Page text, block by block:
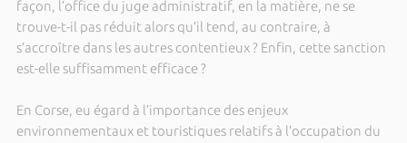
façon, l’office du juge administratif, en la matière, ne se
trouve-t-il pas réduit alors qu’il tend, au contraire, à
s’accroître dans les autres contentieux ? Enfin, cette sanction
est-elle suffisamment efficace ?
En Corse, eu égard à l’importance des enjeux
environnementaux et touristiques relatifs à l’occupation du